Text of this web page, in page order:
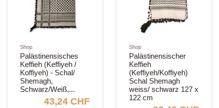
Shop
Palästinensisches
Keffieh (Keffiyeh /
Koffiyeh) - Schal/
Shemagh,
Schwarz/Weiß,...
43,24 CHF
Shop
Palästinensischer
Keffieh
(Keffiyeh/Koffiyeh)
Schal Shemagh
weiss/ schwarz 127 x
122 cm